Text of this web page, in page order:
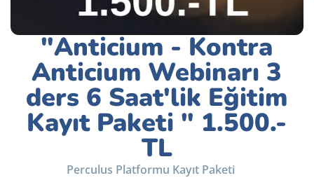
"Anticium - Kontra
Anticium Webinarı 3
ders 6 Saat'lik Eğitim
Kayıt Paketi " 1.500.-
TL
Perculus Platformu Kayıt Paketi